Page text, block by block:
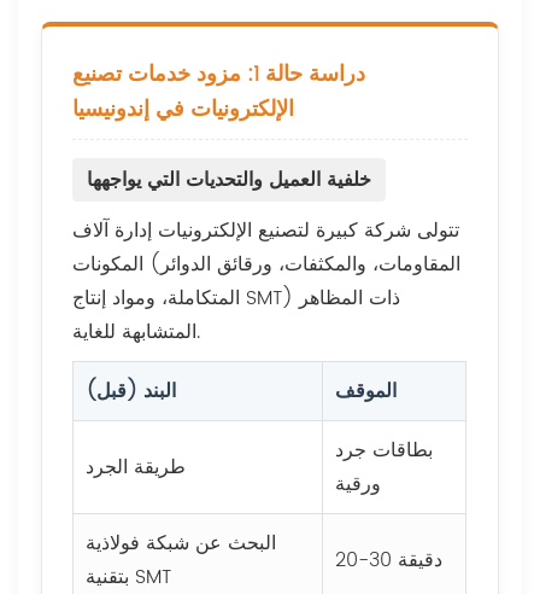
دراسة حالة 1: مزود خدمات تصنيع
الإلكترونيات في إندونيسيا
خلفية العميل والتحديات التي يواجهها
تتولى شركة كبيرة لتصنيع الإلكترونيات إدارة آلاف
المكونات (المقاومات، والمكثفات، ورقائق الدوائر
المتكاملة، ومواد إنتاج SMT) ذات المظاهر
المتشابهة للغاية.
البند (قبل)
الموقف
طريقة الجرد
بطاقات جرد
ورقية
البحث عن شبكة فولاذية
بتقنية SMT
20-30 دقيقة